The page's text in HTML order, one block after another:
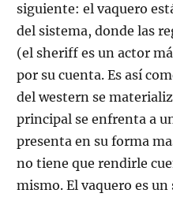
siguiente: el vaquero
del sistema, donde las
(el sheriff es un actor
por su cuenta. Es así
del western se
principal se enfrenta a
presenta en su forma
no tiene que rendirle
mismo. El vaquero es